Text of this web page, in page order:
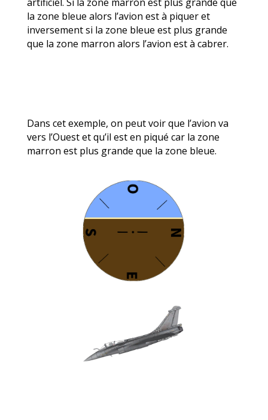
la zone bleue alors l’avion est à piquer et
inversement si la zone bleue est plus grande
que la zone marron alors l’avion est à cabrer.
Dans cet exemple, on peut voir que l’avion va
vers l’Ouest et qu’il est en piqué car la zone
marron est plus grande que la zone bleue.